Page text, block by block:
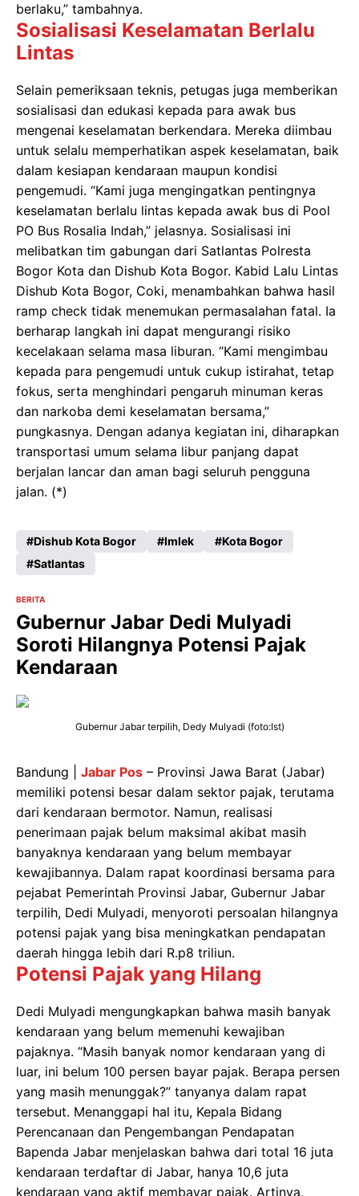
berlaku,” tambahnya.
Sosialisasi Keselamatan Berlalu
Lintas
Selain pemeriksaan teknis, petugas juga memberikan
sosialisasi dan edukasi kepada para awak bus
mengenai keselamatan berkendara. Mereka diimbau
untuk selalu memperhatikan aspek keselamatan, baik
dalam kesiapan kendaraan maupun kondisi
pengemudi. “Kami juga mengingatkan pentingnya
keselamatan berlalu lintas kepada awak bus di Pool
PO Bus Rosalia Indah,” jelasnya. Sosialisasi ini
melibatkan tim gabungan dari Satlantas Polresta
Bogor Kota dan Dishub Kota Bogor. Kabid Lalu Lintas
Dishub Kota Bogor, Coki, menambahkan bahwa hasil
ramp check tidak menemukan permasalahan fatal. Ia
berharap langkah ini dapat mengurangi risiko
kecelakaan selama masa liburan. “Kami mengimbau
kepada para pengemudi untuk cukup istirahat, tetap
fokus, serta menghindari pengaruh minuman keras
dan narkoba demi keselamatan bersama,”
pungkasnya. Dengan adanya kegiatan ini, diharapkan
transportasi umum selama libur panjang dapat
berjalan lancar dan aman bagi seluruh pengguna
jalan. (*)
Dishub Kota Bogor Imlek
Kota Bogor
Satlantas
BERITA
Gubernur Jabar Dedi Mulyadi
Soroti Hilangnya Potensi Pajak
Kendaraan
Gubernur Jabar terpilih, Dedy Mulyadi (foto:Ist)
Bandung | Jabar Pos – Provinsi Jawa Barat (Jabar)
memiliki potensi besar dalam sektor pajak, terutama
dari kendaraan bermotor. Namun, realisasi
penerimaan pajak belum maksimal akibat masih
banyaknya kendaraan yang belum membayar
kewajibannya. Dalam rapat koordinasi bersama para
pejabat Pemerintah Provinsi Jabar, Gubernur Jabar
terpilih, Dedi Mulyadi, menyoroti persoalan hilangnya
potensi pajak yang bisa meningkatkan pendapatan
daerah hingga lebih dari R.p8 triliun.
Potensi Pajak yang Hilang
Dedi Mulyadi mengungkapkan bahwa masih banyak
kendaraan yang belum memenuhi kewajiban
pajaknya. “Masih banyak nomor kendaraan yang di
luar, ini belum 100 persen bayar pajak. Berapa persen
yang masih menunggak?” tanyanya dalam rapat
tersebut. Menanggapi hal itu, Kepala Bidang
Perencanaan dan Pengembangan Pendapatan
Bapenda Jabar menjelaskan bahwa dari total 16 juta
kendaraan terdaftar di Jabar, hanya 10,6 juta
kendaraan yang aktif membayar pajak. Artinya,